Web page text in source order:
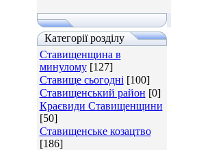
Категорії розділу
Ставищенщина в
минулому [127]
Ставище сьогодні [100]
Ставищенський район [0]
Краєвиди Ставищенщини
[50]
Ставищенське козацтво
[186]